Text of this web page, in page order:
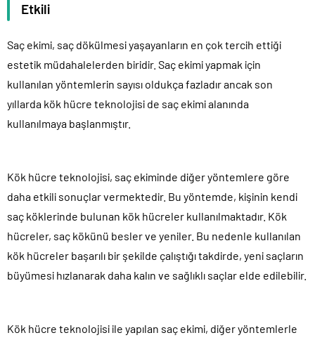
Etkili
Saç ekimi, saç dökülmesi yaşayanların en çok tercih ettiği
estetik müdahalelerden biridir. Saç ekimi yapmak için
kullanılan yöntemlerin sayısı oldukça fazladır ancak son
yıllarda kök hücre teknolojisi de saç ekimi alanında
kullanılmaya başlanmıştır.
Kök hücre teknolojisi, saç ekiminde diğer yöntemlere göre
daha etkili sonuçlar vermektedir. Bu yöntemde, kişinin kendi
saç köklerinde bulunan kök hücreler kullanılmaktadır. Kök
hücreler, saç kökünü besler ve yeniler. Bu nedenle kullanılan
kök hücreler başarılı bir şekilde çalıştığı takdirde, yeni saçların
büyümesi hızlanarak daha kalın ve sağlıklı saçlar elde edilebilir.
Kök hücre teknolojisi ile yapılan saç ekimi, diğer yöntemlerle